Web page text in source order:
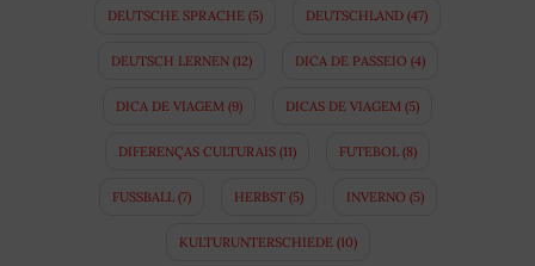
DEUTSCHE SPRACHE (5) DEUTSCHLAND (47)
DEUTSCH LERNEN(12) DICA DE PASSEIO (4)
DICA DE VIAGEM (9) DICAS DE VIAGEM (5)
DIFERENÇAS CULTURAIS (11) FUTEBOL (8)
FUSSBALL (7) HERBST(5) INVERNO (5)
KULTURUNTERSCHIEDE(10)